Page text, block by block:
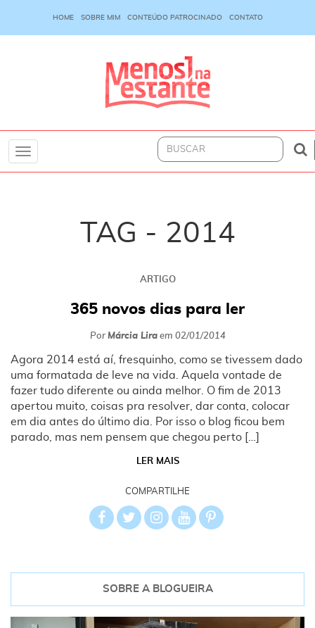
HOME SOBRE MIM CONTEÚDO PATROCINADO CONTATO
Toggle
TAG - 2014
ARTIGO
365 novos dias para ler
Por Márcia Liraem 02/01/2014
Agora 2014 está aí, fresquinho, como se tivessem dado
uma formatada de leve na vida. Aquela vontade de
fazer tudo diferente ou ainda melhor. O fim de 2013
apertou muito, coisas pra resolver, dar conta, colocar
em dia antes do último dia. Por isso o blog ficou bem
parado, mas nem pensem que chegou perto […]
LER MAIS
COMPARTILHE
SOBRE A BLOGUEIRA